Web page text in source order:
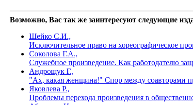
Возможно, Вас так же заинтересуют следующие
Шейко С.И.,
Исключительное право на хореографическое
Соколова Г.А.,
Служебное произведение. Как работодателю
Андрощук Г.,
"Ах, какая женщина!" Спор между соавторами
Яковлева Р.,
Проблемы перехода произведения в